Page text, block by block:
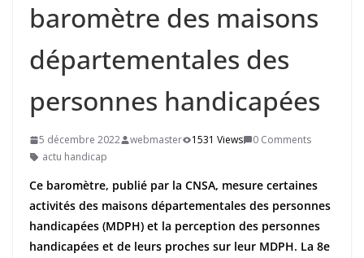
baromètre des maisons
départementales des
personnes handicapées
5 décembre 2022 webmaster 1531 Views
0 Comments
actu handicap
Ce baromètre, publié par la CNSA, mesure certaines
activités des maisons départementales des personnes
handicapées (MDPH) et la perception des personnes
handicapées et de leurs proches sur leur MDPH. La 8e